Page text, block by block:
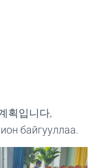
획입니다,
байгууллаа.